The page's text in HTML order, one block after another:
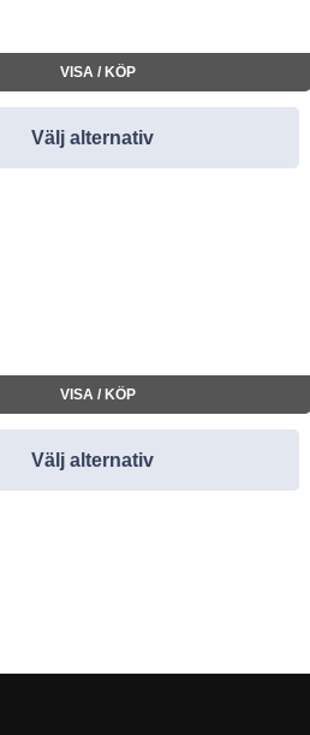
VISA / KÖP
Välj alternativ
VISA / KÖP
Välj alternativ